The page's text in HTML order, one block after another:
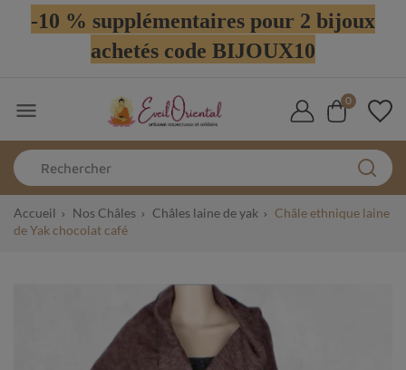
-10 % supplémentaires pour 2 bijoux
achetés code BIJOUX10
 0
Accueil Nos Châles Châles laine de yak
Châle ethnique laine
de Yak chocolat café